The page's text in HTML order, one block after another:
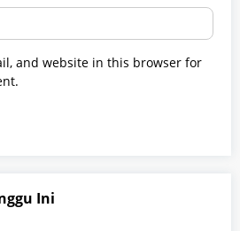
and website in this browser for
Ini